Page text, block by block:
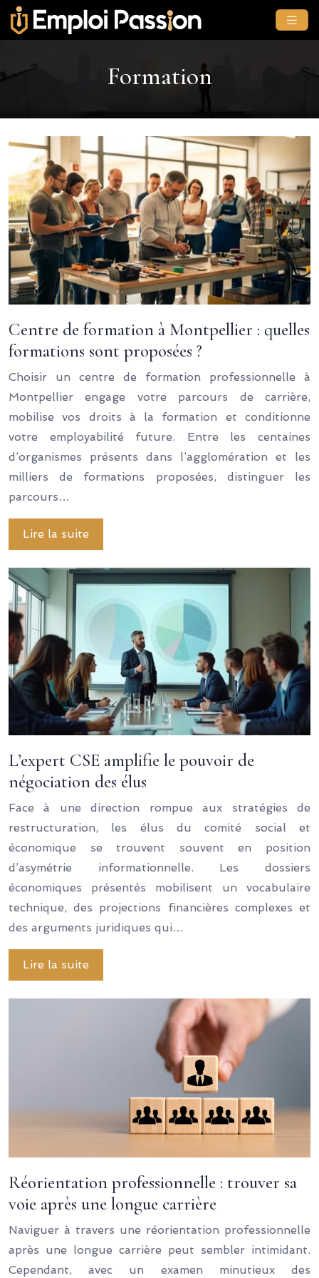
Formation
Centre de formation à Montpellier : quelles
formations sont proposées ?
Choisir un centre de formation professionnelle à
Montpellier engage votre parcours de carrière,
mobilise vos droits à la formation et conditionne
votre employabilité future. Entre les centaines
d’organismes présents dans l’agglomération et les
milliers de formations proposées, distinguer les
parcours…
Lire la suite
L’expert CSE amplifie le pouvoir de
négociation des élus
Face à une direction rompue aux stratégies de
restructuration, les élus du comité social et
économique se trouvent souvent en position
d’asymétrie informationnelle. Les dossiers
économiques présentés mobilisent un vocabulaire
technique, des projections financières complexes et
des arguments juridiques qui…
Lire la suite
Réorientation professionnelle : trouver sa
voie après une longue carrière
Naviguer à travers une réorientation professionnelle
après une longue carrière peut sembler intimidant.
Cependant, avec un examen minutieux des